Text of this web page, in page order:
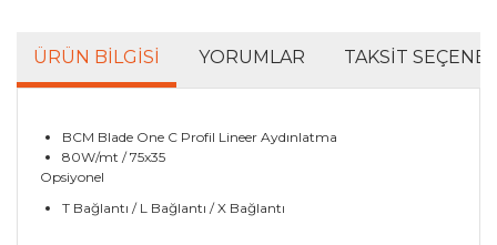
ÜRÜN BILGISI YORUMLAR TAKSIT
BCM Blade One C Profil Lineer Aydınlatma
80W/mt / 75x35
Opsiyonel
T Bağlantı / L Bağlantı / X Bağlantı